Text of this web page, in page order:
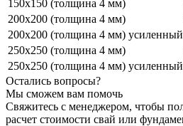
150х150 (толщина 4 мм)
200х200 (толщина 4 мм)
200х200 (толщина 4 мм) усиленный
250х250 (толщина 4 мм)
250х250 (толщина 4 мм) усиленный
Остались вопросы?
Мы сможем вам помочь
Свяжитесь с менеджером, чтобы
расчет стоимости свай или